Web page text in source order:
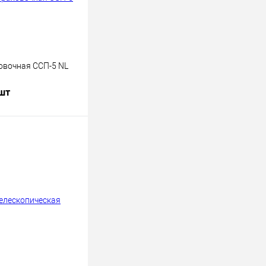
ССП-5 NL
наличии